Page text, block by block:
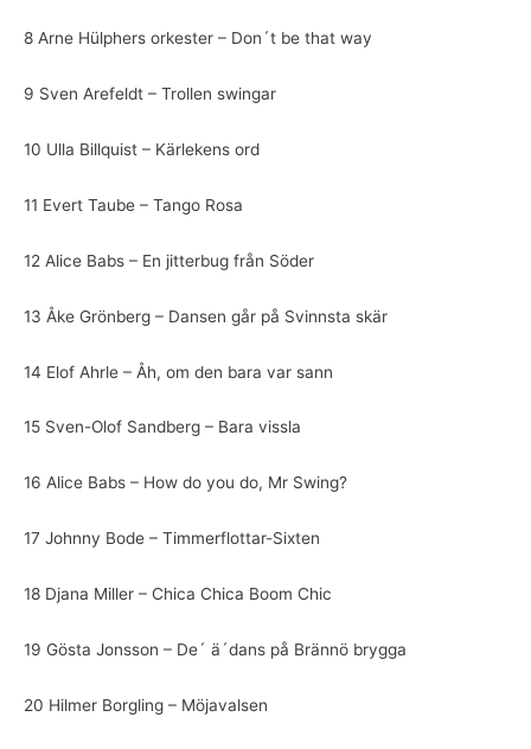
8 Arne Hülphers orkester – Don´t be that way
9 Sven Arefeldt – Trollen swingar
10 Ulla Billquist – Kärlekens ord
11 Evert Taube – Tango Rosa
12 Alice Babs – En jitterbug från Söder
13 Åke Grönberg – Dansen går på Svinnsta skär
14 Elof Ahrle – Åh, om den bara var sann
15 Sven-Olof Sandberg – Bara vissla
16 Alice Babs – How do you do, Mr Swing?
17 Johnny Bode – Timmerflottar-Sixten
18 Djana Miller – Chica Chica Boom Chic
19 Gösta Jonsson – De´ ä´dans på Brännö brygga
20 Hilmer Borgling – Möjavalsen